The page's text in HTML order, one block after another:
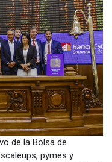
de la Bolsa de
pymes y